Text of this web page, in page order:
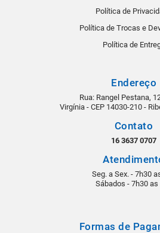
Política de
Política de Trocas e
Política de
Endereço
Rua: Rangel Pestana,
Virgínia - CEP 14030-210 -
Contato
16 3637 0707
Seg. a Sex. - 7h30
Sábados - 7h30 as
Formas de